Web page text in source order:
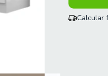
Calcular